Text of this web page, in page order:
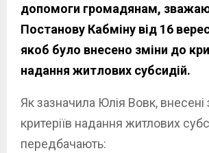
допомоги громадянам,
Постанову Кабміну від 16
якоб було внесено зміни до
надання житлових субсидій.
Як зазначила Юлія Вовк, внесені
критеріїв надання житлових
передбачають: